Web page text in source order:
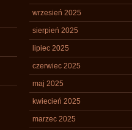
wrzesień 2025
sierpień 2025
lipiec 2025
czerwiec 2025
maj 2025
kwiecień 2025
marzec 2025